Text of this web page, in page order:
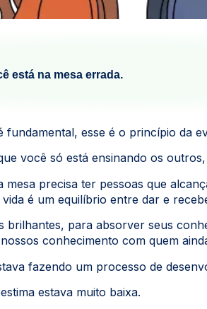
está na mesa errada.
fundamental, esse é o princípio da
você só está ensinando os
precisa ter pessoas que
é um equilíbrio entre dar e
brilhantes, para absorver seus
conhecimento com quem
fazendo um processo de
estava muito baixa.